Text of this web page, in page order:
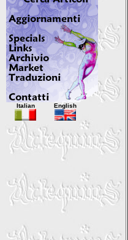
Italian English